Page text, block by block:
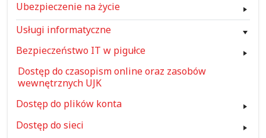
Ubezpieczenie na życie
Usługi informatyczne
Bezpieczeństwo IT w pigułce
Dostęp do czasopism online oraz zasobów
wewnętrznych UJK
Dostęp do plików konta
Dostęp do sieci